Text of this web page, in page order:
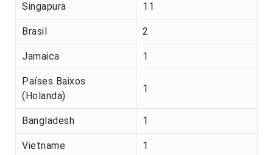
Singapura 11
Brasil 2
Jamaica 1
Países Baixos
(Holanda)
1
Bangladesh 1
Vietname 1